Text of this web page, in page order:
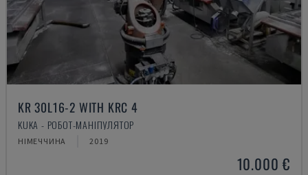
KR 30L16-2 WITH KRC 4
KUKA - РОБОТ-МАНІПУЛЯТОР
НІМЕЧЧИНА 2019
10.000 €